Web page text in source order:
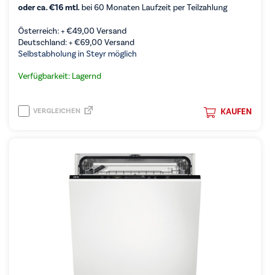
oder ca. €16 mtl. bei 60 Monaten Laufzeit per Teilzahlung
Österreich: +€49,00 Versand
Deutschland: +€69,00 Versand
Selbstabholung in Steyr möglich
Verfügbarkeit: Lagernd
KAUFEN
VERGLEICHEN